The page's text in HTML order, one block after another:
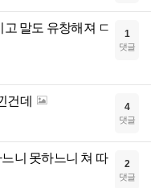
말도 유창해져 ㄷ
1
댓글
건데 4
댓글
니 못하느니 쳐 따
2
댓글